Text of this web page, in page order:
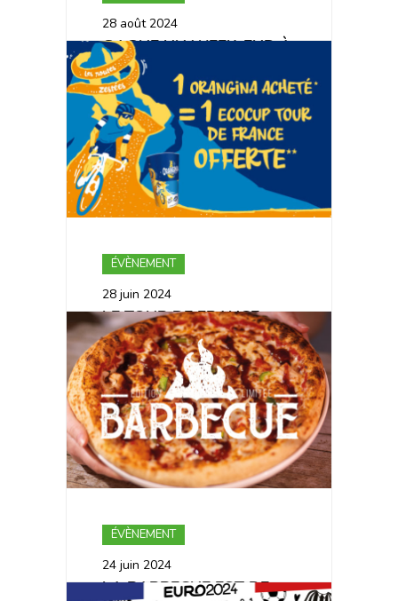
28 août 2024
GAGNE UN WEEK-END À
ROME POUR 2
PERSONNES 🇮🇹
ÉVÈNEMENT
28 juin 2024
LE TOUR DE FRANCE
PASSE PAR LA PIZZA DE
NICO CETTE ANNÉE 🚴
ÉVÈNEMENT
24 juin 2024
LA BARBECUE EST DE